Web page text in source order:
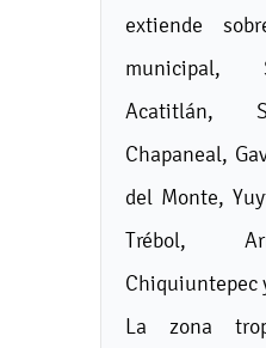
extiende
municipal,
Acatitlán,
Chapaneal,
del Monte,
Trébol,
Chiquiuntepec
La zona